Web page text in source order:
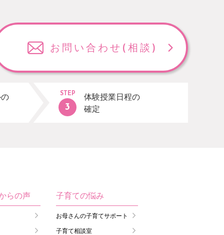
お問い合わせ (相談)
STEP
体験授業日程の
確定
らの声 子育ての悩み
お母さんの子育てサポート
子育て相談室